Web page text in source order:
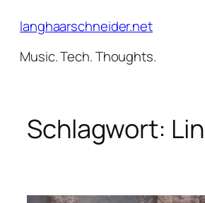
langhaarschneider.net
Music. Tech. Thoughts.
Schlagwort: